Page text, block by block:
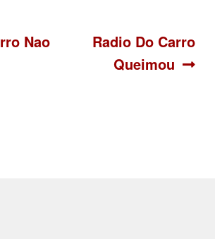
Nao
Siguiente:
Radio Do Carro
Queimou